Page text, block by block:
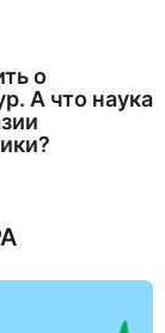
о
А что наука